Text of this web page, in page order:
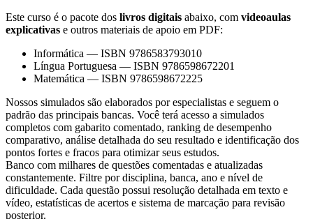
Este curso é o pacote dos livros digitais abaixo, com videoaulas
explicativas e outros materiais de apoio em PDF:
Informática — ISBN 9786583793010
Língua Portuguesa — ISBN 9786598672201
Matemática — ISBN 9786598672225
Nossos simulados são elaborados por especialistas e seguem o
padrão das principais bancas. Você terá acesso a simulados
completos com gabarito comentado, ranking de desempenho
comparativo, análise detalhada do seu resultado e identificação dos
pontos fortes e fracos para otimizar seus estudos.
Banco com milhares de questões comentadas e atualizadas
constantemente. Filtre por disciplina, banca, ano e nível de
dificuldade. Cada questão possui resolução detalhada em texto e
vídeo, estatísticas de acertos e sistema de marcação para revisão
posterior.